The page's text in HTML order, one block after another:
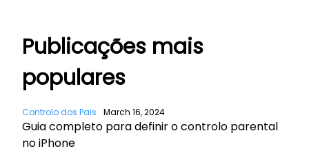
Publicações mais
populares
Controlo dos Pais March 16, 2024
Guia completo para definir o controlo parental
no iPhone